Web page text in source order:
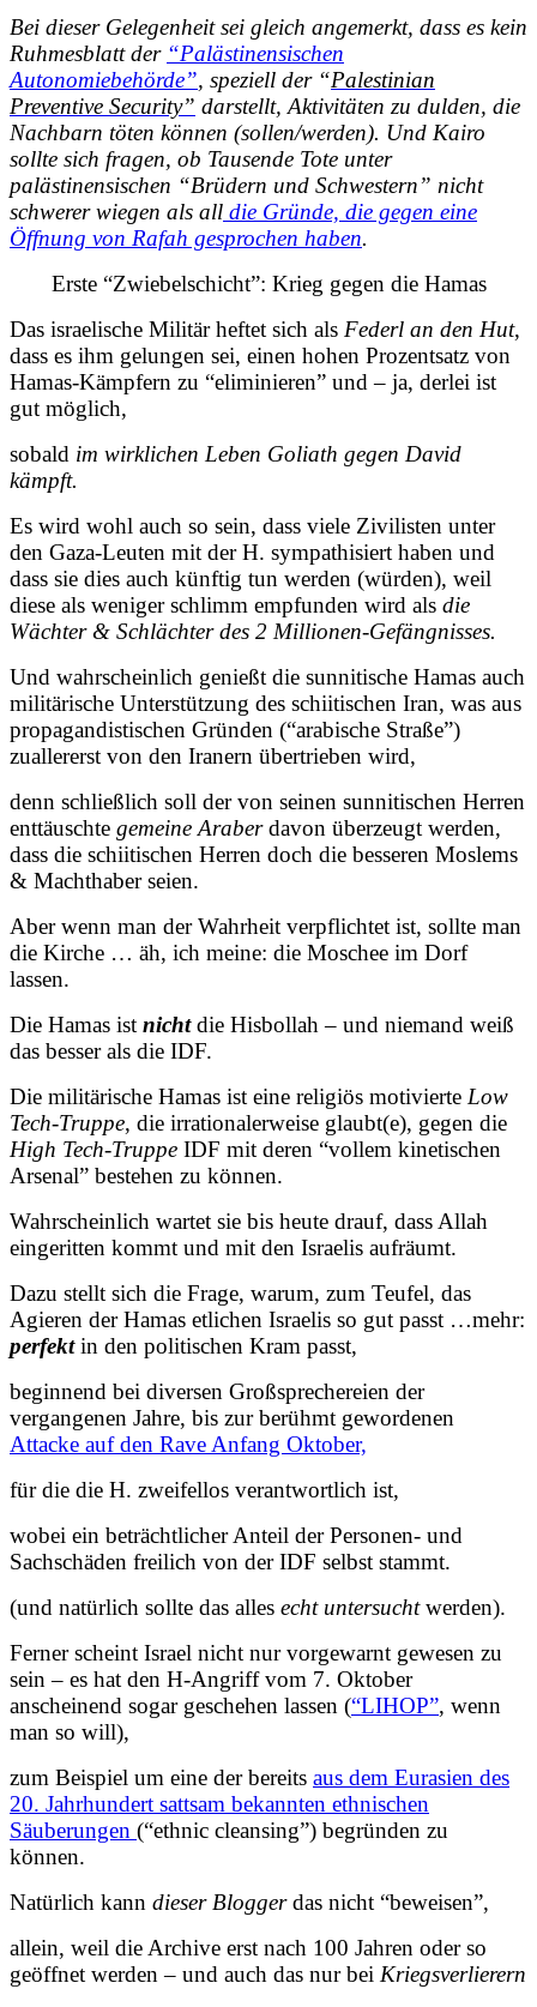
Bei dieser Gelegenheit sei gleich angemerkt, dass es kein
Ruhmesblatt der “Palästinensischen
Autonomiebehörde”, speziell der “Palestinian
Preventive Security” darstellt, Aktivitäten zu dulden, die
Nachbarn töten können (sollen/werden). Und Kairo
sollte sich fragen, ob Tausende Tote unter
palästinensischen “Brüdern und Schwestern” nicht
schwerer wiegen als all die Gründe, die gegen eine
Öffnung von Rafah gesprochen haben.
Erste “Zwiebelschicht”: Krieg gegen die Hamas
Das israelische Militär heftet sich als Federl an den Hut,
dass es ihm gelungen sei, einen hohen Prozentsatz von
Hamas-Kämpfern zu “eliminieren” und – ja, derlei ist
gut möglich,
sobald im wirklichen Leben Goliath gegen David
kämpft.
Es wird wohl auch so sein, dass viele Zivilisten unter
den Gaza-Leuten mit der H. sympathisiert haben und
dass sie dies auch künftig tun werden (würden), weil
diese als weniger schlimm empfunden wird als die
Wächter & Schlächter des 2 Millionen-Gefängnisses.
Und wahrscheinlich genießt die sunnitische Hamas auch
militärische Unterstützung des schiitischen Iran, was aus
propagandistischen Gründen (“arabische Straße”)
zuallererst von den Iranern übertrieben wird,
denn schließlich soll der von seinen sunnitischen Herren
enttäuschte gemeine Araberdavon überzeugt werden,
dass die schiitischen Herren doch die besseren Moslems
& Machthaber seien.
Aber wenn man der Wahrheit verpflichtet ist, sollte man
die Kirche … äh, ich meine: die Moschee im Dorf
lassen.
Die Hamas ist nichtdie Hisbollah – und niemand weiß
das besser als die IDF.
Die militärische Hamas ist eine religiös motivierte Low
Tech-Truppe, die irrationalerweise glaubt(e), gegen die
High Tech-Truppe IDF mit deren “vollem kinetischen
Arsenal” bestehen zu können.
Wahrscheinlich wartet sie bis heute drauf, dass Allah
eingeritten kommt und mit den Israelis aufräumt.
Dazu stellt sich die Frage, warum, zum Teufel, das
Agieren der Hamas etlichen Israelis so gut passt …mehr:
perfektin den politischen Kram passt,
beginnend bei diversen Großsprechereien der
vergangenen Jahre, bis zur berühmt gewordenen
Attacke auf den Rave Anfang Oktober,
für die die H. zweifellos verantwortlich ist,
wobei ein beträchtlicher Anteil der Personen- und
Sachschäden freilich von der IDF selbst stammt.
(und natürlich sollte das alles echt untersuchtwerden).
Ferner scheint Israel nicht nur vorgewarnt gewesen zu
sein – es hat den H-Angriff vom 7. Oktober
anscheinend sogar geschehen lassen (“LIHOP”, wenn
man so will),
zum Beispiel um eine der bereits aus dem Eurasien des
20. Jahrhundert sattsam bekannten ethnischen
Säuberungen (“ethnic cleansing”) begründen zu
können.
Natürlich kann dieser Bloggerdas nicht “beweisen”,
allein, weil die Archive erst nach 100 Jahren oder so
geöffnet werden – und auch das nur bei Kriegsverlierern